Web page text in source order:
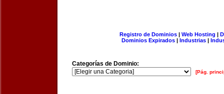
Registro de Dominios| Web Hosting |
Dominios Expirados | Industrias |
Categorías de Dominio:
[Pág.